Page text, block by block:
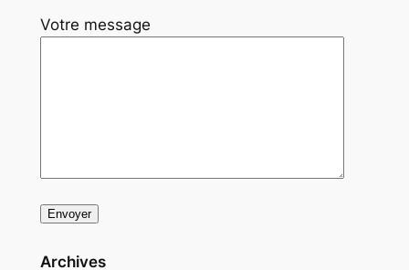
Votre message
Archives